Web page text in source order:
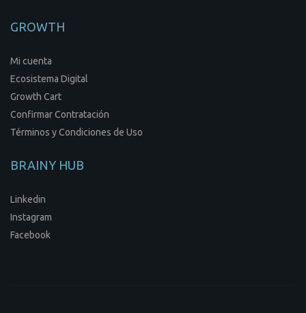
GROWTH
Mi cuenta
Ecosistema Digital
Growth Cart
Confirmar Contratación
Términos y Condiciones de Uso
BRAINY HUB
Linkedin
Instagram
Facebook